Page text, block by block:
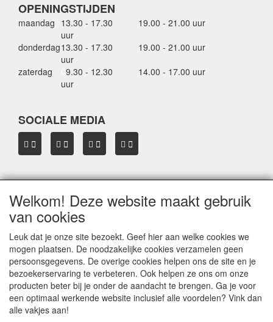
OPENINGSTIJDEN
maandag 13.30 - 17.30
uur
19.00 - 21.00 uur
donderdag13.30 - 17.30
uur
19.00 - 21.00 uur
zaterdag
9.30 - 12.30
uur
14.00 - 17.00 uur
SOCIALE MEDIA
OVER HBDAKDRAGERS.NL
Dakkoffer verhuur Hardinxveld-Giessendam
Verkoop dakkoffers en skiboxen
Onze merken
Herroepingslink aanvragen
Privacyverklaring
Welkom! Deze website maakt gebruik
van cookies
Leuk dat je onze site bezoekt. Geef hier aan welke cookies we
mogen plaatsen. De noodzakelijke cookies verzamelen geen
persoonsgegevens. De overige cookies helpen ons de site en je
bezoekerservaring te verbeteren. Ook helpen ze ons om onze
producten beter bij je onder de aandacht te brengen. Ga je voor
een optimaal werkende website inclusief alle voordelen? Vink dan
alle vakjes aan!